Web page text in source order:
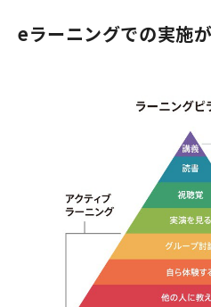
eラーニングでの実施